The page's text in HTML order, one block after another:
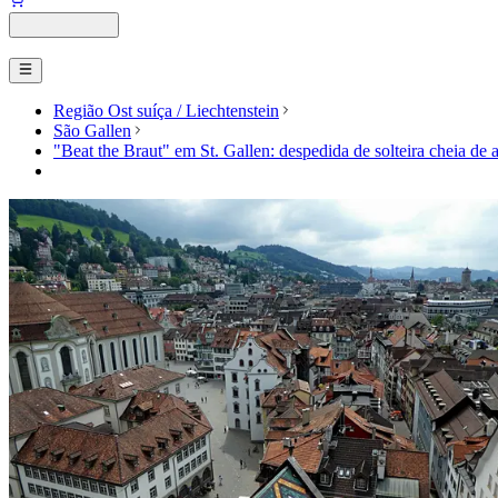
Região Ost suíça / Liechtenstein
São Gallen
"Beat the Braut" em St. Gallen: despedida de solteira cheia de